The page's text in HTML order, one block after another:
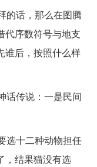
的话，那么在图腾
代序数符号与地支
谁后，按照什么样
话传说：一是民间
选十二种动物担任
，结果猫没有选